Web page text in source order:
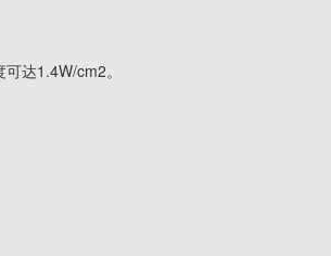
达1.4W/cm2。